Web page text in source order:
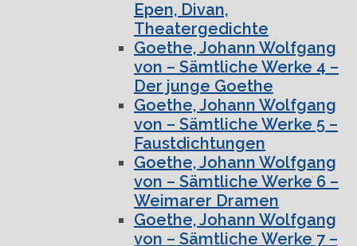
Epen, Divan,
Theatergedichte
Goethe, Johann Wolfgang
von – Sämtliche Werke 4 –
Der junge Goethe
Goethe, Johann Wolfgang
von – Sämtliche Werke 5 –
Faustdichtungen
Goethe, Johann Wolfgang
von – Sämtliche Werke 6 –
Weimarer Dramen
Goethe, Johann Wolfgang
von – Sämtliche Werke 7 –